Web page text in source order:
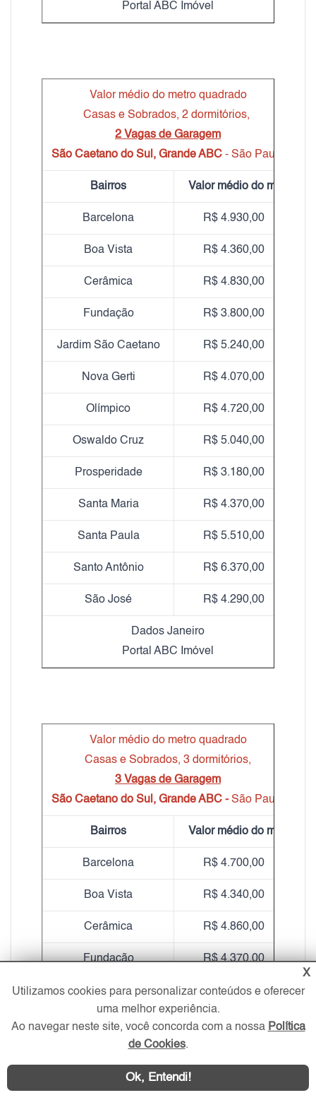
Portal ABC Imóvel
Valor médio do metro quadrado
Casas e Sobrados, 2 dormitórios,
2 Vagas de Garagem
São Caetano do Sul, Grande ABC - São Paulo
Bairros Valor médio do m²
Barcelona R$ 4.930,00
Boa Vista R$ 4.360,00
Cerâmica R$ 4.830,00
Fundação R$ 3.800,00
Jardim São Caetano R$ 5.240,00
Nova Gerti R$ 4.070,00
Olímpico R$ 4.720,00
Oswaldo Cruz R$ 5.040,00
Prosperidade R$ 3.180,00
Santa Maria R$ 4.370,00
Santa Paula R$ 5.510,00
Santo Antônio R$ 6.370,00
São José R$ 4.290,00
Dados Janeiro
Portal ABC Imóvel
Valor médio do metro quadrado
Casas e Sobrados, 3 dormitórios,
3 Vagas de Garagem
São Caetano do Sul, Grande ABC -São Paulo
Bairros Valor médio do m²
Barcelona R$ 4.700,00
Boa Vista R$ 4.340,00
Cerâmica R$ 4.860,00
Fundação R$ 4.370,00
Jardim São Caetano R$ 5.210,00
Nova Gerti R$ 4.200,00
Oswaldo Cruz
X
Utilizamos cookies para personalizar conteúdos e oferecer
uma melhor experiência.
Ao navegar neste site, você concorda com a nossa Política
de Cookies.
Ok, Entendi!